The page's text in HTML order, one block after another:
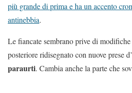
più grande di prima e ha un accento
antinebbia.
Le fiancate sembrano prive di
posteriore ridisegnato con nuove prese
paraurti. Cambia anche la parte che